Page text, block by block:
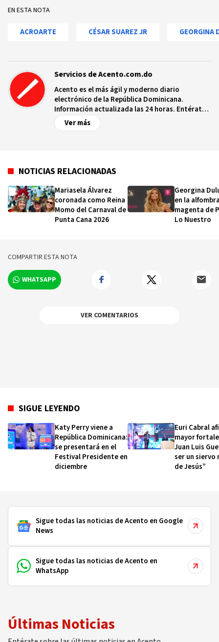
EN ESTA NOTA
ACROARTE CÉSAR SUAREZ JR GEORGINA
Servicios de Acento.com.do
Acento es el más ágil y moderno diario
electrónico de la República Dominicana.
Información actualizada las 24 horas. Entérate
de las noticias y sucesos más importantes a
nivel nacional e internacional, videos y fotos
Ver más
NOTICIAS RELACIONADAS
Mariasela Álvarez
coronada como Reina
Momo del Carnaval de
Punta Cana 2026
Georgina
en la
magenta de
Lo Nuestro
COMPARTIR ESTA NOTA
WHATSAPP
VER COMENTARIOS
SIGUE LEYENDO
Katy Perry viene a
República Dominicana:
se presentará en el
Festival Presidente en
diciembre
Euri Cabral
mayor
Juan Luis
ser un siervo
de Jesús”
Sigue todas las noticias de Acento en Google
News
Sigue todas las noticias de Acento en
WhatsApp